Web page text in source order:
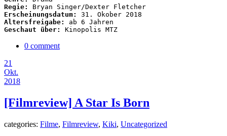
Regie:
Erscheinungsdatum:
Altersfreigabe:
Geschaut über:
Kinopolis MTZ
0 comment
21
Okt.
2018
[Filmreview] A Star Is Born
categories: Filme, Filmreview, Kiki, Uncategorized